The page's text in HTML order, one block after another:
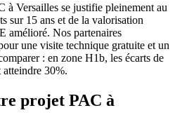
à Versailles se justifie pleinement au
sur 15 ans et de la valorisation
amélioré. Nos partenaires
une visite technique gratuite et un
: en zone H1b, les écarts de
30%.
projet PAC à